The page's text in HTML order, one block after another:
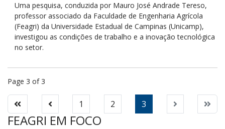
Uma pesquisa, conduzida por Mauro José Andrade Tereso,
professor associado da Faculdade de Engenharia Agrícola
(Feagri) da Universidade Estadual de Campinas (Unicamp),
investigou as condições de trabalho e a inovação tecnológica
no setor.
Page 3 of 3
1 2 3
FEAGRI EM FOCO